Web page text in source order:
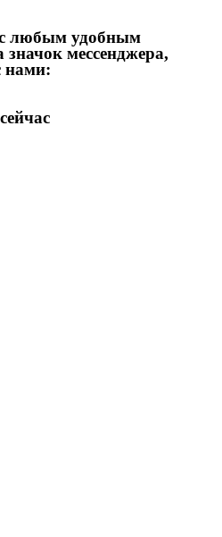
любым удобным
мессенджера,
нами: